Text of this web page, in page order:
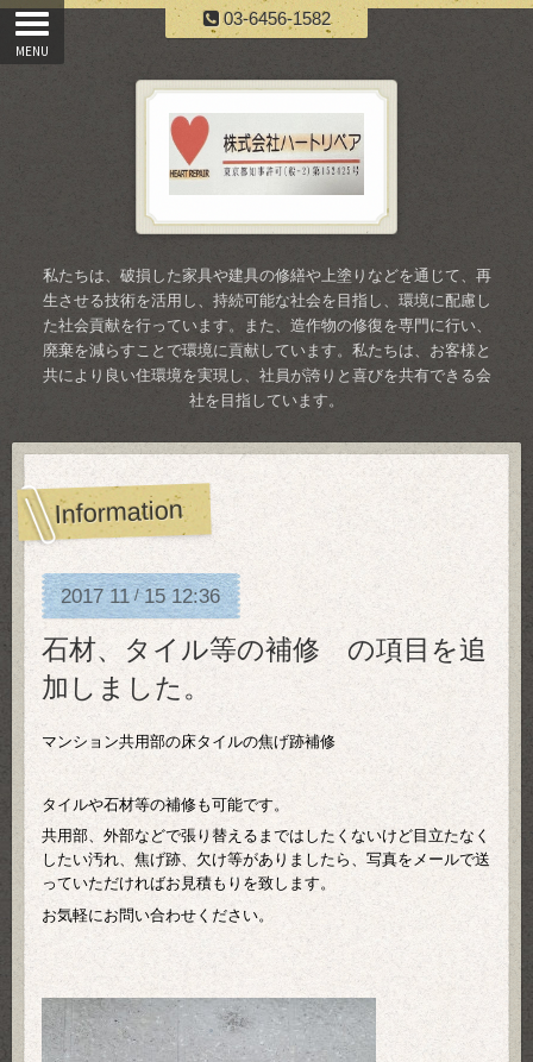
03-6456-1582
私たちは、破損した家具や建具の修繕や上塗りなどを通じて、再
生させる技術を活用し、持続可能な社会を目指し、環境に配慮し
た社会貢献を行っています。また、造作物の修復を専門に行い、
廃棄を減らすことで環境に貢献しています。私たちは、お客様と
共により良い住環境を実現し、社員が誇りと喜びを共有できる会
社を目指しています。
Information
2017 11/15 12:36
石材、タイル等の補修 の項目を追
加しました。
マンション共用部の床タイルの焦げ跡補修
タイルや石材等の補修も可能です。
共用部、外部などで張り替えるまではしたくないけど目立たなく
したい汚れ、焦げ跡、欠け等がありましたら、写真をメールで送
っていただければお見積もりを致します。
お気軽にお問い合わせください。